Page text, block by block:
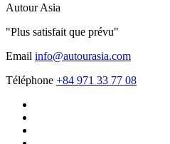
Autour Asia
"Plus satisfait que prévu"
Email info@autourasia.com
Téléphone +84 971 33 77 08